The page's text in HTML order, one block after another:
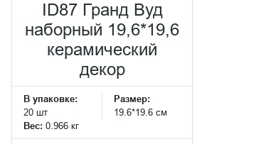
ID87 Гранд Вуд
наборный 19,6*19,6
керамический
декор
В упаковке:
20 шт
Размер:
19.6*19.6 см
Вес: 0.966 кг